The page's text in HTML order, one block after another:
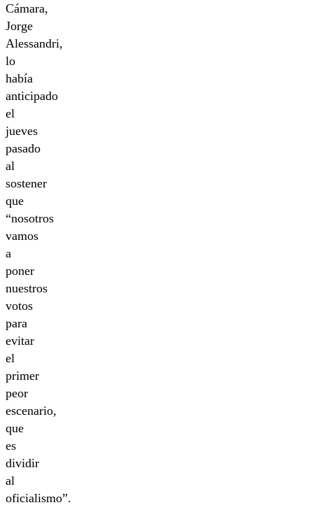
Cámara,
Jorge
Alessandri,
lo
había
anticipado
el
jueves
pasado
al
sostener
que
“nosotros
vamos
a
poner
nuestros
votos
para
evitar
el
primer
peor
escenario,
que
es
dividir
al
oficialismo”.